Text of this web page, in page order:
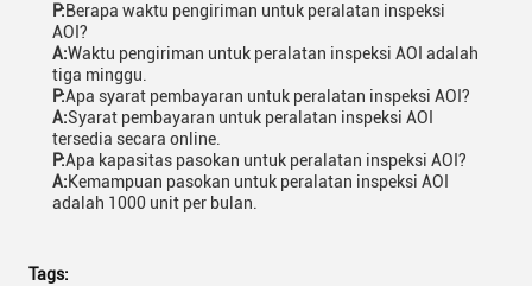
P:Berapa waktu pengiriman untuk peralatan inspeksi
AOI?
A:Waktu pengiriman untuk peralatan inspeksi AOI adalah
tiga minggu.
P:Apa syarat pembayaran untuk peralatan inspeksi AOI?
A:Syarat pembayaran untuk peralatan inspeksi AOI
tersedia secara online.
P:Apa kapasitas pasokan untuk peralatan inspeksi AOI?
A:Kemampuan pasokan untuk peralatan inspeksi AOI
adalah 1000 unit per bulan.
Tags: